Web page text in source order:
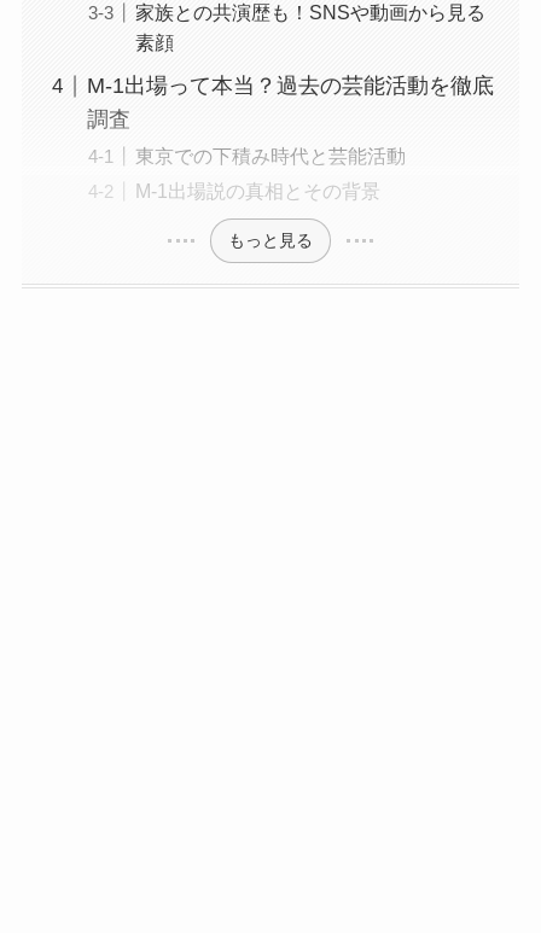
家族との共演歴も！SNSや動画から見る
素顔
M-1出場って本当？過去の芸能活動を徹底
調査
東京での下積み時代と芸能活動
M-1出場説の真相とその背景
もっと見る